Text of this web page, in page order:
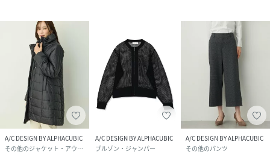
A/C DESIGN BY ALPHACUBIC
その他のジャケット・アウター
A/C DESIGN BY ALPHACUBIC
ブルゾン・ジャンパー
A/C DESIGN BY ALPHACUBIC
その他のパンツ